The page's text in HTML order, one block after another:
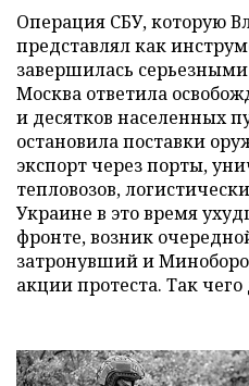
Операция СБУ, которую
представлял как
завершилась
Москва ответила
и десятков населенных
остановила поставки
экспорт через порты,
тепловозов,
Украине в это время
фронте, возник
затронувший и
акции протеста. Так